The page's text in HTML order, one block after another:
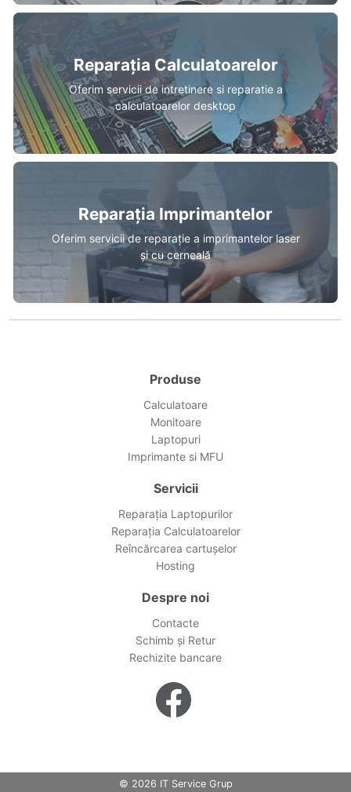
Reparația Calculatoarelor
Oferim servicii de intretinere si reparatie a
calculatoarelor desktop
Reparația Imprimantelor
Oferim servicii de reparație a imprimantelor laser
și cu cerneală
Produse
Calculatoare
Monitoare
Laptopuri
Imprimante si MFU
Servicii
Reparația Laptopurilor
Reparația Calculatoarelor
Reîncărcarea cartușelor
Hosting
Despre noi
Contacte
Schimb și Retur
Rechizite bancare
© 2026 IT Service Grup